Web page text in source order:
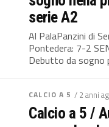
serie A2
Al PalaPanzini di
Pontedera: 7-2
Debutto da sogno
CALCIO A 5 / 2 anni
Calcio a 5 /